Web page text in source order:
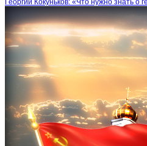
Георгий Кокуньков: «Что нужно знать о